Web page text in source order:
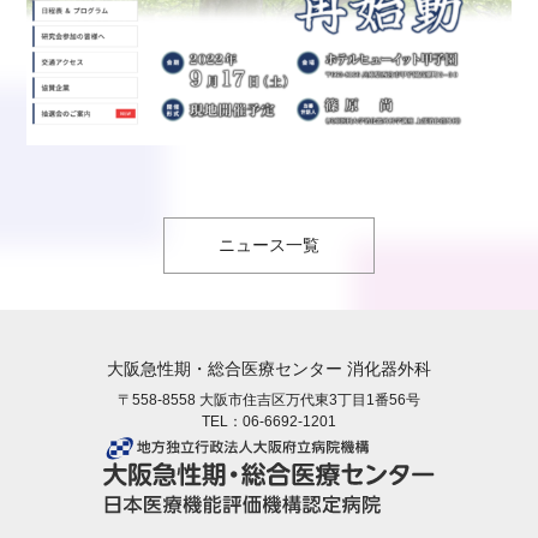
ニュース一覧
大阪急性期・総合医療センター 消化器外科
〒558-8558 大阪市住吉区万代東3丁目1番56号
TEL： 06-6692-1201